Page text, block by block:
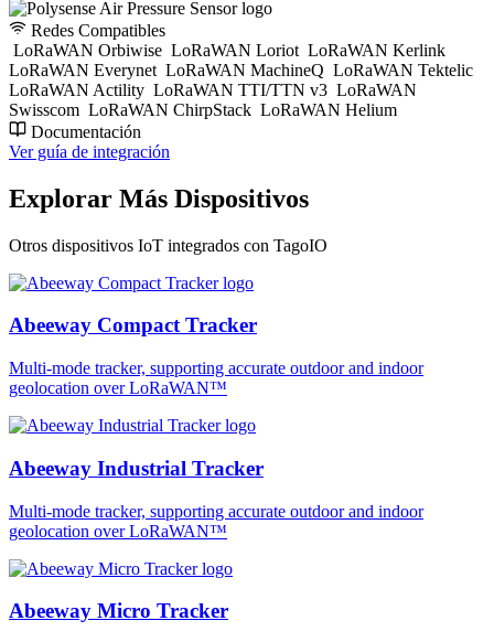
Redes Compatibles
LoRaWAN Orbiwise LoRaWAN Loriot LoRaWAN Kerlink
LoRaWAN Everynet LoRaWAN MachineQ LoRaWAN Tektelic
LoRaWAN Actility LoRaWAN TTI/TTN v3 LoRaWAN
Swisscom LoRaWAN ChirpStack LoRaWAN Helium
Documentación
Ver guía de integración
Explorar Más Dispositivos
Otros dispositivos IoT integrados con TagoIO
Abeeway Compact Tracker
Multi-mode tracker, supporting accurate outdoor and indoor
geolocation over LoRaWAN™
Abeeway Industrial Tracker
Multi-mode tracker, supporting accurate outdoor and indoor
geolocation over LoRaWAN™
Abeeway Micro Tracker